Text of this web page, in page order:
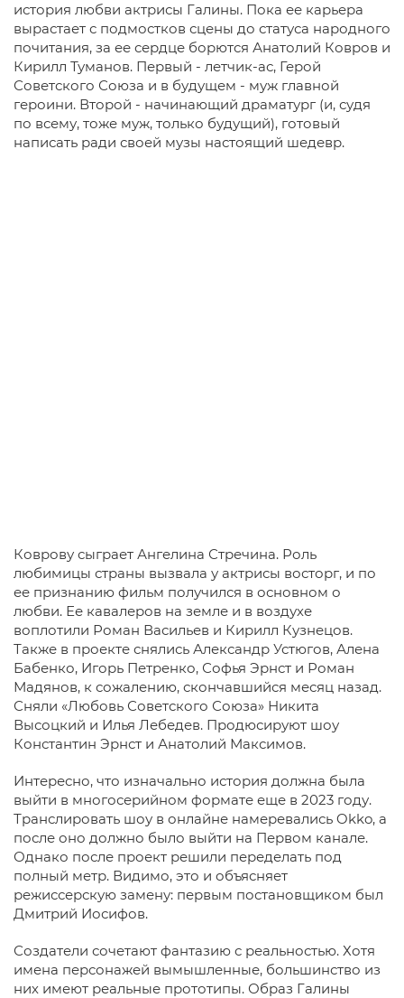
история любви актрисы Галины. Пока ее карьера
вырастает с подмостков сцены до статуса народного
почитания, за ее сердце борются Анатолий Ковров и
Кирилл Туманов. Первый - летчик-ас, Герой
Советского Союза и в будущем - муж главной
героини. Второй - начинающий драматург (и, судя
по всему, тоже муж, только будущий), готовый
написать ради своей музы настоящий шедевр.
Коврову сыграет Ангелина Стречина. Роль
любимицы страны вызвала у актрисы восторг, и по
ее признанию фильм получился в основном о
любви. Ее кавалеров на земле и в воздухе
воплотили Роман Васильев и Кирилл Кузнецов.
Также в проекте снялись Александр Устюгов, Алена
Бабенко, Игорь Петренко, Софья Эрнст и Роман
Мадянов, к сожалению, скончавшийся месяц назад.
Сняли «Любовь Советского Союза» Никита
Высоцкий и Илья Лебедев. Продюсируют шоу
Константин Эрнст и Анатолий Максимов.
Интересно, что изначально история должна была
выйти в многосерийном формате еще в 2023 году.
Транслировать шоу в онлайне намеревались Okko, а
после оно должно было выйти на Первом канале.
Однако после проект решили переделать под
полный метр. Видимо, это и объясняет
режиссерскую замену: первым постановщиком был
Дмитрий Иосифов.
Создатели сочетают фантазию с реальностью. Хотя
имена персонажей вымышленные, большинство из
них имеют реальные прототипы. Образ Галины